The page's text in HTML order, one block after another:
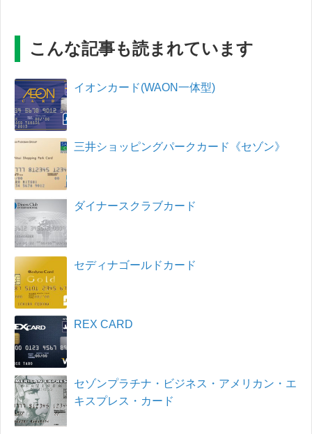
こんな記事も読まれています
イオンカード(WAON一体型)
三井ショッピングパークカード《セゾン》
ダイナースクラブカード
セディナゴールドカード
REX CARD
セゾンプラチナ・ビジネス・アメリカン・エ
キスプレス・カード